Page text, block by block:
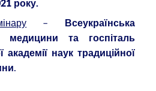
року.
–
Всеукраїнська
медицини та госпіталь
наук традиційної
.